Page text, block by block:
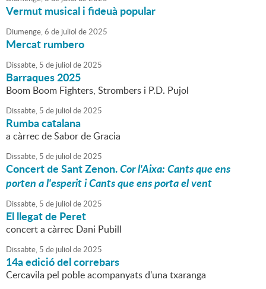
Vermut musical i fideuà popular
Diumenge,6 de juliol de2025
Mercat rumbero
Dissabte, 5 de juliol de2025
Barraques 2025
Boom Boom Fighters, Strombers i P.D. Pujol
Dissabte, 5 de juliol de2025
Rumba catalana
a càrrec de Sabor de Gracia
Dissabte, 5 de juliol de2025
Concert de Sant Zenon.Cor l'Aixa: Cants que ens
porten a l'esperit i Cants que ens porta el vent
Dissabte, 5 de juliol de2025
El llegat de Peret
concert a càrrec Dani Pubill
Dissabte, 5 de juliol de2025
14a edició del correbars
Cercavila pel poble acompanyats d'una txaranga